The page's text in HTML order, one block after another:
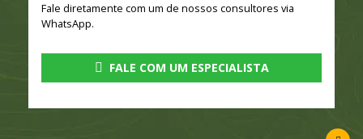
Fale diretamente com um de nossos consultores via
WhatsApp.
FALE COM UM ESPECIALISTA